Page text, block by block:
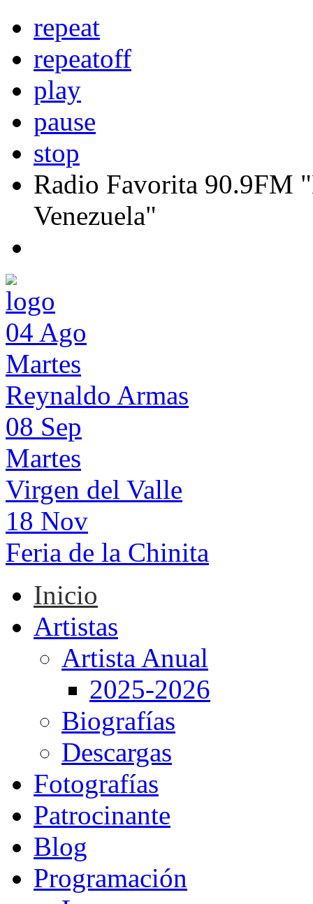
repeat
repeatoff
play
pause
stop
Radio Favorita 90.9FM
Venezuela"
04 Ago
Martes
Reynaldo Armas
08 Sep
Martes
Virgen del Valle
18 Nov
Feria de la Chinita
Inicio
Artistas
Artista Anual
2025-2026
Biografías
Descargas
Fotografías
Patrocinante
Blog
Programación